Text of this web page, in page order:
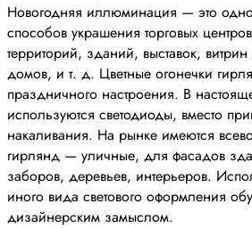
Новогодняя иллюминация — это
способов украшения торговых
территорий, зданий, выставок,
домов, и т. д. Цветные огонечки
праздничного настроения. В
используются светодиоды, вместо
накаливания. На рынке имеются
гирлянд — уличные, для фасадов
заборов, деревьев, интерьеров.
иного вида светового оформления
дизайнерским замыслом.